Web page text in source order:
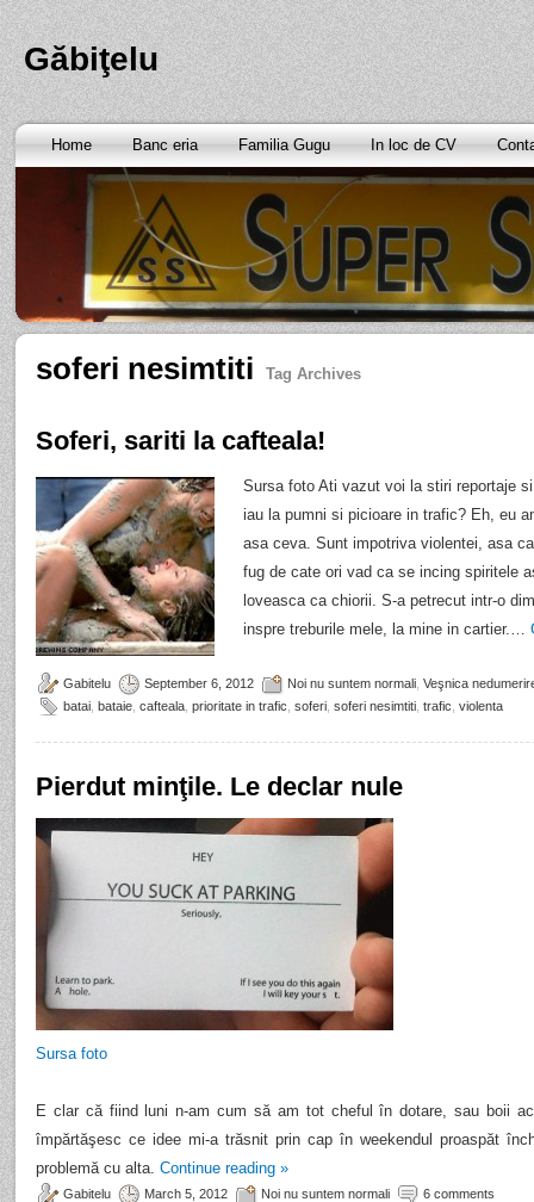
Găbiţelu
Home Banc eria Familia Gugu In loc de CV
soferi nesimtiti Tag Archives
Soferi, sariti la cafteala!
Sursa foto Ati vazut voi la stiri reportaje
iau la pumni si picioare in trafic? Eh, eu
asa ceva. Sunt impotriva violentei, asa
fug de cate ori vad ca se incing spiritele
loveasca ca chiorii. S-a petrecut intr-o
inspre treburile mele, la mine in cartier.…
Gabitelu September 6, 2012 Noi nu suntem normali Veşnica
batai bataie cafteala prioritate in trafic soferi soferi nesimtiti trafic violenta
Pierdut minţile. Le declar nule
Sursa foto
E clar că fiind luni n-am cum să am tot cheful în dotare, sau boii
împărtăşesc ce idee mi-a trăsnit prin cap în weekendul proaspăt
problemă cu alta. Continue reading »
Gabitelu March 5, 2012 Noi nu suntem normali
6 comments